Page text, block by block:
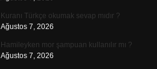
Kuranı Türkçe okumak sevap mıdır ?
Ağustos 7, 2026
Hamileyken mor şampuan kullanılır mı ?
Ağustos 7, 2026